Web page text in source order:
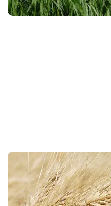
Dose d'azote sur blé
rendement et taux de
La qualité du blé dur à la